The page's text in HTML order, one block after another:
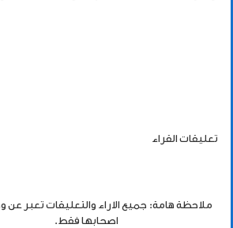
تعليقات القراء
ملاحظة هامة: جميع الاراء والتعليقات تعبر عن
اصحابها فقط.